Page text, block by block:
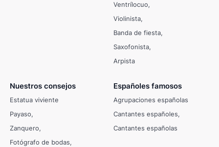
Ventrílocuo
Violinista
Banda de fiesta
Saxofonista
Arpista
Nuestros consejos
Estatua viviente
Payaso
Zanquero
Fotógrafo de bodas
Españoles famosos
Agrupaciones españolas
Cantantes españoles
Cantantes españolas